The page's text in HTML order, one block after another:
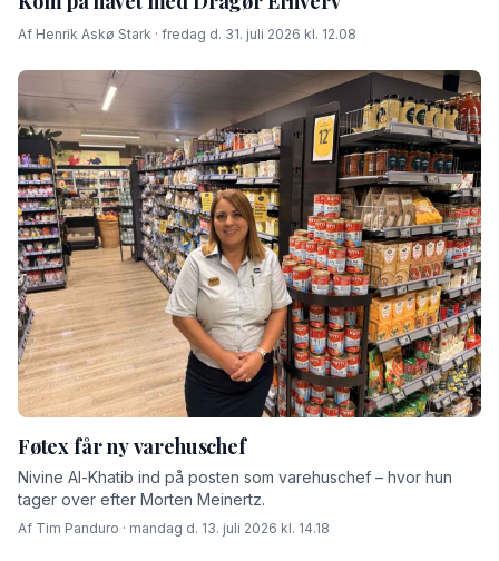
Af Henrik Askø Stark · fredag d. 31. juli 2026 kl. 12.08
Føtex får ny varehuschef
Nivine Al-Khatib ind på posten som varehuschef – hvor hun
tager over efter Morten Meinertz.
Af Tim Panduro · mandag d. 13. juli 2026 kl. 14.18